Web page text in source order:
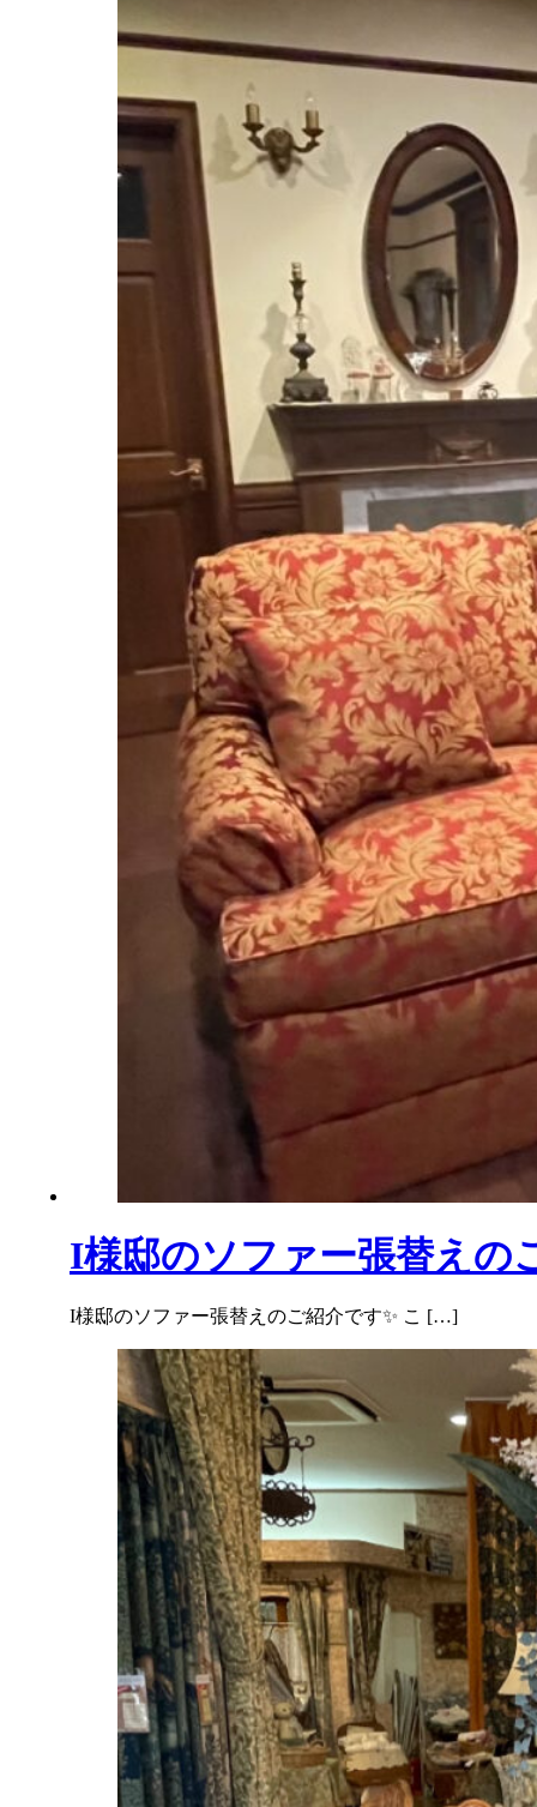
I様邸のソファー張替えの
I様邸のソファー張替えのご紹介です✨ こ […]